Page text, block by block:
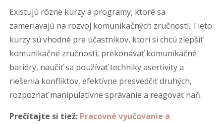
Existujú rôzne kurzy a programy, ktoré sa
zameriavajú na rozvoj komunikačných zručností. Tieto
kurzy sú vhodné pre účastníkov, ktorí si chcú zlepšiť
komunikačné zručnosti, prekonávať komunikačné
bariéry, naučiť sa používať techniky asertivity a
riešenia konfliktov, efektívne presvedčiť druhých,
rozpoznať manipulatívne správanie a reagovať naň.
Prečítajte si tiež: Pracovné vyučovanie a